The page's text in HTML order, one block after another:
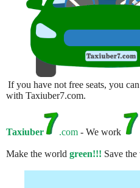
If you have not free seats, you
with Taxiuber7.com.
Taxiuber .com - We work
Make the world green!!! Save